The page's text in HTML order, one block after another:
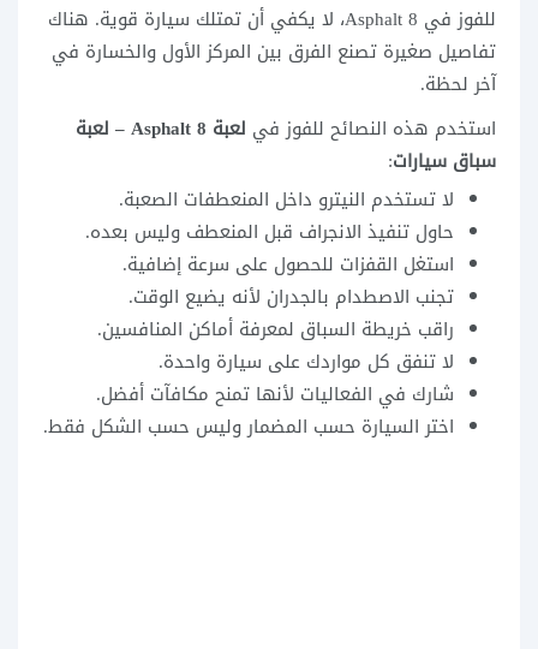
للفوز في Asphalt 8، لا يكفي أن تمتلك سيارة قوية. هناك
تفاصيل صغيرة تصنع الفرق بين المركز الأول والخسارة في
آخر لحظة.
استخدم هذه النصائح للفوز في
لعبة Asphalt 8 – لعبة
سباق سيارات:
لا تستخدم النيترو داخل المنعطفات الصعبة.
حاول تنفيذ الانجراف قبل المنعطف وليس بعده.
استغل القفزات للحصول على سرعة إضافية.
تجنب الاصطدام بالجدران لأنه يضيع الوقت.
راقب خريطة السباق لمعرفة أماكن المنافسين.
لا تنفق كل مواردك على سيارة واحدة.
شارك في الفعاليات لأنها تمنح مكافآت أفضل.
اختر السيارة حسب المضمار وليس حسب الشكل فقط.